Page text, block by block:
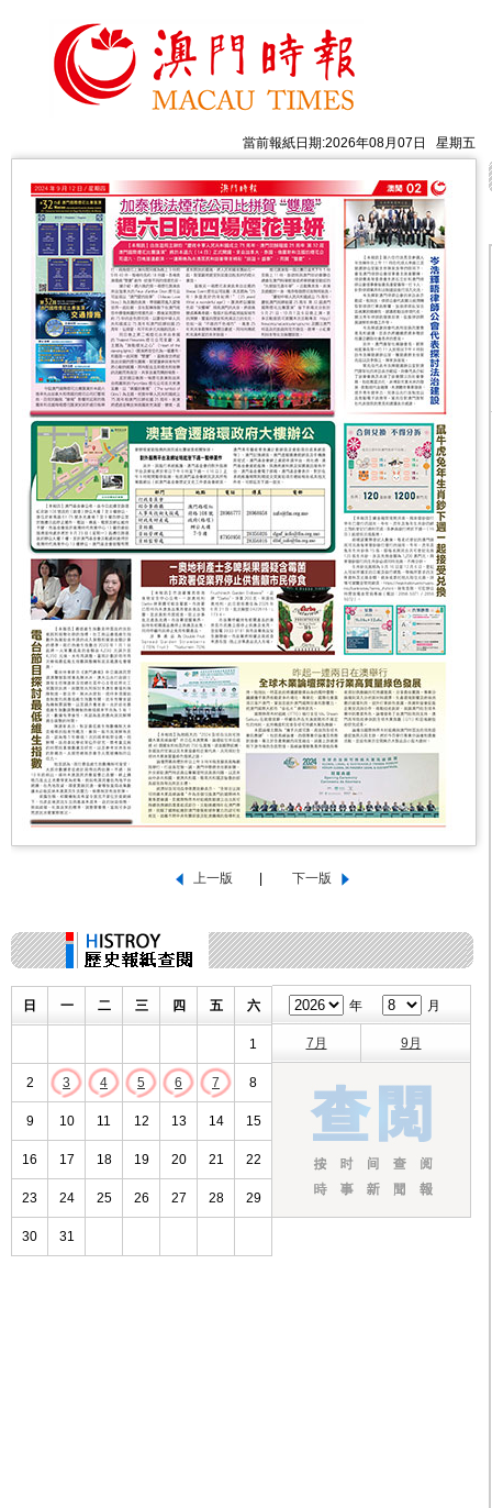
當前報紙日期:2026年08月07日 星期五
日 一 二 三 四 五 六
1
2 3 4 5 6 7 8
9 10 11 12 13 14 15
16 17 18 19 20 21 22
23 24 25 26 27 28 29
30 31
年 月
7月 9月